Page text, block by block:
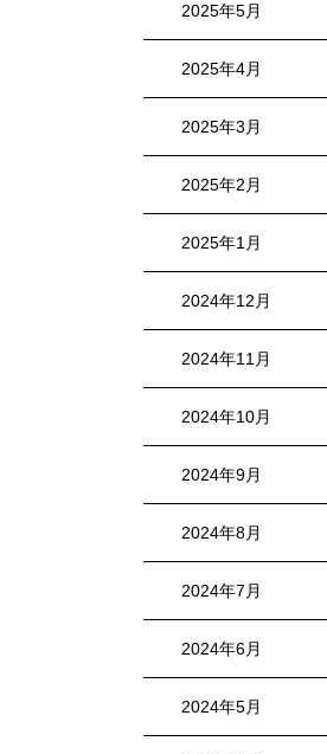
2025年5月
2025年4月
2025年3月
2025年2月
2025年1月
2024年12月
2024年11月
2024年10月
2024年9月
2024年8月
2024年7月
2024年6月
2024年5月